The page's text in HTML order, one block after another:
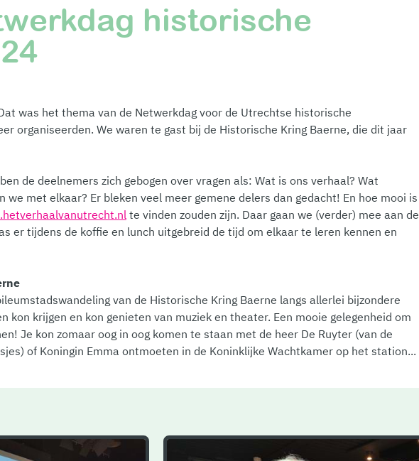
historische
was het thema van de Netwerkdag voor de Utrechtse historische
organiseerden. We waren te gast bij de Historische Kring Baerne, die dit jaar
de deelnemers zich gebogen over vragen als: Wat is ons verhaal? Wat
met elkaar? Er bleken veel meer gemene delers dan gedacht! En hoe mooi is
te vinden zouden zijn. Daar gaan we (verder) mee aan de
er tijdens de koffie en lunch uitgebreid de tijd om elkaar te leren kennen en
van de Historische Kring Baerne langs allerlei bijzondere
kon krijgen en kon genieten van muziek en theater. Een mooie gelegenheid om
Je kon zomaar oog in oog komen te staan met de heer De Ruyter (van de
of Koningin Emma ontmoeten in de Koninklijke Wachtkamer op het station...